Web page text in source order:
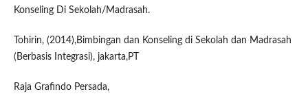
Konseling Di Sekolah/Madrasah.
Tohirin, (2014),Bimbingan dan Konseling di Sekolah dan Madrasah
(Berbasis Integrasi), jakarta,PT
Raja Grafindo Persada,